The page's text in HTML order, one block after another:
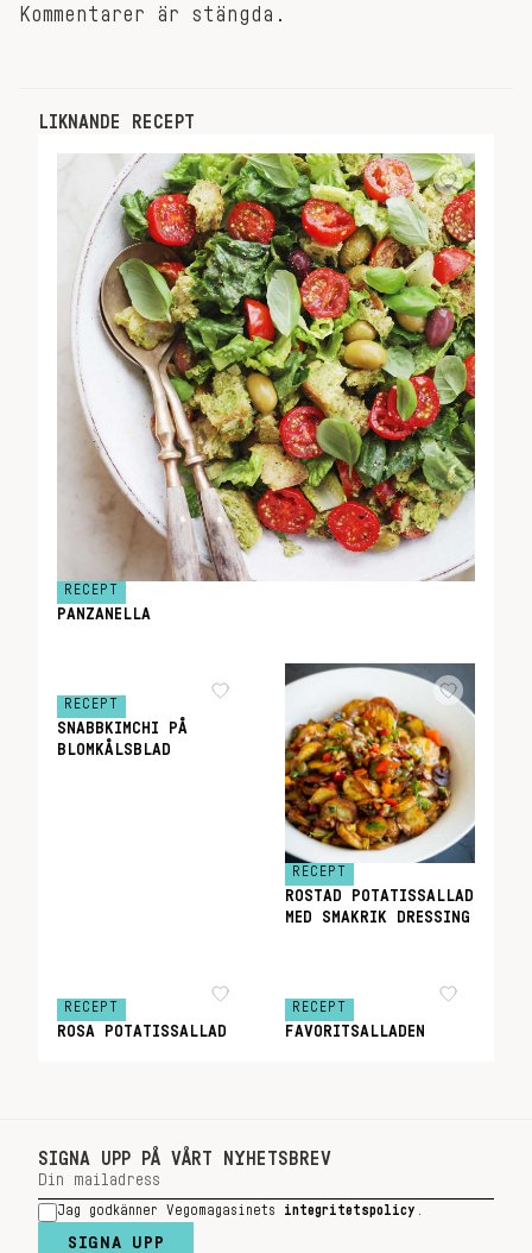
Kommentarer är stängda.
LIKNANDE RECEPT
RECEPT
PANZANELLA
RECEPT
SNABBKIMCHI PÅ
BLOMKÅLSBLAD
RECEPT
ROSTAD POTATISSALLAD
MED SMAKRIK DRESSING
RECEPT
ROSA POTATISSALLAD
RECEPT
FAVORITSALLADEN
SIGNA UPP PÅ VÅRT NYHETSBREV
Jag godkänner Vegomagasinets integritetspolicy
SIGNA UPP